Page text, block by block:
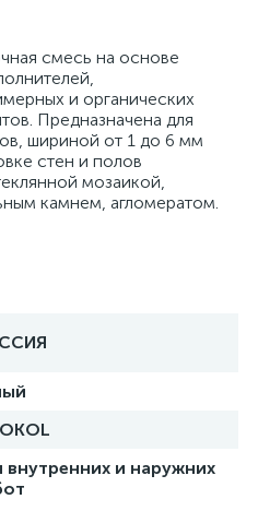
смесь на основе
и органических
Предназначена для
шириной от 1 до 6 мм
стен и полов
мозаикой,
камнем, агломератом.
внутренних и наружних